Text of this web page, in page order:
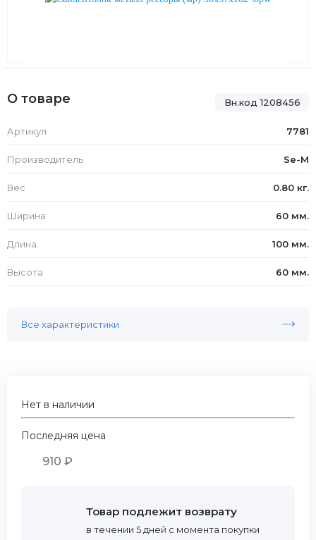
Вн.код 1208456
О товаре
Артикул 7781
Производитель Se-M
Вес 0.80 кг.
Ширина 60 мм.
Длина 100 мм.
Высота 60 мм.
Все характеристики
Нет в наличии
Последняя цена
910 ₽
Товар подлежит возврату
в течении 5 дней с момента покупки